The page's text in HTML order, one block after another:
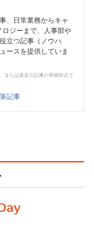
、日常業務からキャ
ロジーまで、人事部や
立つ記事（ノウハ
ースを提供していま
または直近の記事の寄稿時点で
記事